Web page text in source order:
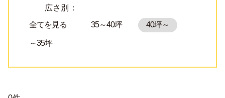
広さ別：
全てを見る
35～40坪 40坪～
～35坪